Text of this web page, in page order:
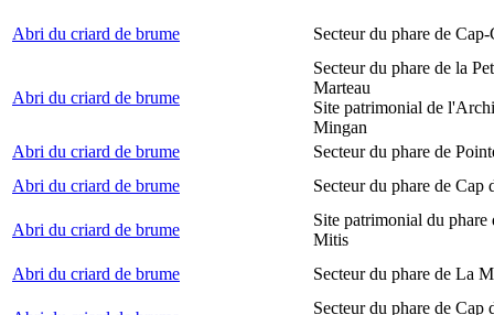
Abri du criard de brume Secteur du phare de Cap-
Abri du criard de brume
Secteur du phare de la
Marteau
Site patrimonial de
Mingan
Abri du criard de brume
Secteur du phare de
Abri du criard de brume
Secteur du phare de Cap
Abri du criard de brume
Site patrimonial du phare
Mitis
Abri du criard de brume
Secteur du phare de La
Secteur du phare de Cap